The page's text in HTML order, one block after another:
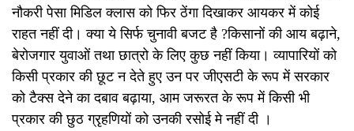
नौकरी पेसा मिडिल क्लास को फिर ठेंगा दिखाकर आयकर में कोई
राहत नहीं दी। क्या ये सिर्फ चुनावी बजट है ?किसानों की आय बढ़ाने,
बेरोजगार युवाओं तथा छात्रो के लिए कुछ नहीं किया। व्यापारियों को
किसी प्रकार की छूट न देते हुए उन पर जीएसटी के रूप में सरकार
को टैक्स देने का दबाव बढ़ाया, आम जरूरत के रूप में किसी भी
प्रकार की छुठ ग्रृहणियों को उनकी रसोई मे नहीं दी ।